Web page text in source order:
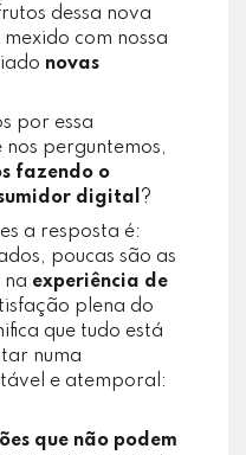
dessa nova
com nossa
novas
por essa
nos perguntemos,
fazendo o
digital ?
a resposta é:
poucas são as
na experiência de
plena do
que tudo está
numa
e atemporal:
que não podem